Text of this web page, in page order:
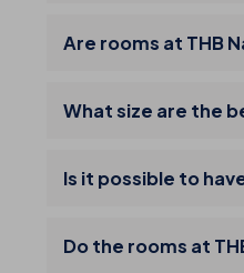
Are rooms at THB
What size are the
Is it possible to
Do the rooms at